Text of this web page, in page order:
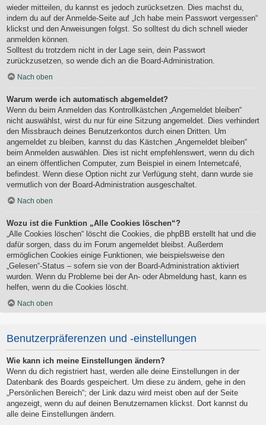
wieder mitteilen, du kannst es jedoch zurücksetzen. Dies machst du,
indem du auf der Anmelde-Seite auf „Ich habe mein Passwort vergessen“
klickst und den Anweisungen folgst. So solltest du dich schnell wieder
anmelden können.
Solltest du trotzdem nicht in der Lage sein, dein Passwort
zurückzusetzen, so wende dich an die Board-Administration.
Nach oben
Warum werde ich automatisch abgemeldet?
Wenn du beim Anmelden das Kontrollkästchen „Angemeldet bleiben“
nicht auswählst, wirst du nur für eine Sitzung angemeldet. Dies verhindert
den Missbrauch deines Benutzerkontos durch einen Dritten. Um
angemeldet zu bleiben, kannst du das Kästchen „Angemeldet bleiben“
beim Anmelden auswählen. Dies ist nicht empfehlenswert, wenn du dich
an einem öffentlichen Computer, zum Beispiel in einem Internetcafé,
befindest. Wenn diese Option nicht zur Verfügung steht, dann wurde sie
vermutlich von der Board-Administration ausgeschaltet.
Nach oben
Wozu ist die Funktion „Alle Cookies löschen“?
„Alle Cookies löschen“ löscht die Cookies, die phpBB erstellt hat und die
dafür sorgen, dass du im Forum angemeldet bleibst. Außerdem
ermöglichen Cookies einige Funktionen, wie beispielsweise den
„Gelesen“-Status – sofern sie von der Board-Administration aktiviert
wurden. Wenn du Probleme bei der An- oder Abmeldung hast, kann es
helfen, wenn du die Cookies löscht.
Nach oben
Benutzerpräferenzen und -einstellungen
Wie kann ich meine Einstellungen ändern?
Wenn du dich registriert hast, werden alle deine Einstellungen in der
Datenbank des Boards gespeichert. Um diese zu ändern, gehe in den
„Persönlichen Bereich“; der Link dazu wird meist oben auf der Seite
angezeigt, wenn du auf deinen Benutzernamen klickst. Dort kannst du
alle deine Einstellungen ändern.